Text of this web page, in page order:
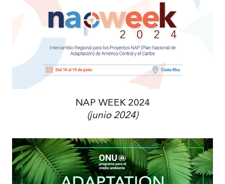
NAP WEEK 2024
(junio 2024)